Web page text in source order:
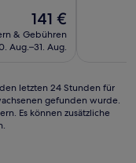
Der
Preis
beträgt
141 €
& Gebühren
Aug.–31. Aug.
letzten 24 Stunden für
gefunden wurde.
Es können zusätzliche